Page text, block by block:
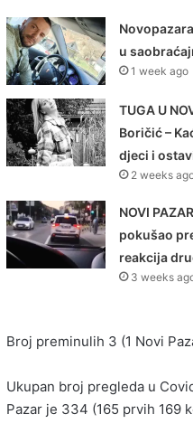
u
1 week ago
TUGA U
Boričić –
djeci i
2 weeks
NOVI
pokušao
reakcija
3 weeks
Broj preminulih 3 (1 Novi
Ukupan broj pregleda u
Pazar je 334 (165 prvih 169